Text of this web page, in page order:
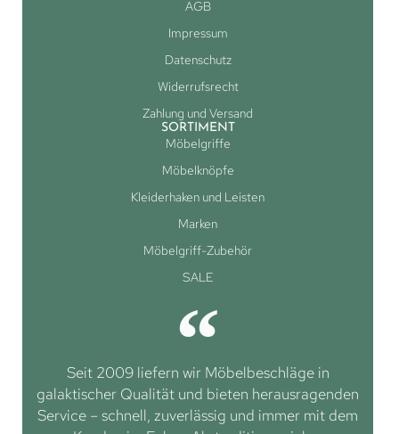
AGB
Impressum
Datenschutz
Widerrufsrecht
Zahlung und Versand
SORTIMENT
Möbelgriffe
Möbelknöpfe
Kleiderhaken und Leisten
Marken
Möbelgriff-Zubehör
SALE
Seit 2009 liefern wir Möbelbeschläge in
galaktischer Qualität und bieten herausragenden
Service – schnell, zuverlässig und immer mit dem